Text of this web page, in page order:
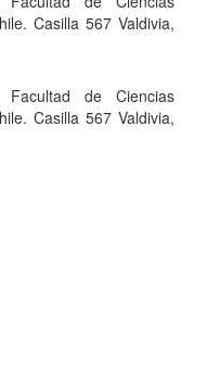
Casilla 567 Valdivia,
de Ciencias
Casilla 567 Valdivia,